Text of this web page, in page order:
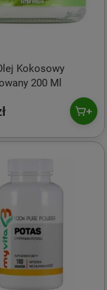
Kokosowy
200 Ml